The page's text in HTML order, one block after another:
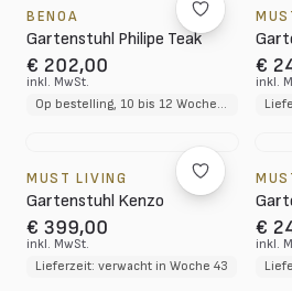
BENOA
Gartenstuhl Philipe Teak
€ 202,00
inkl. MwSt.
Op bestelling, 10 bis 12 Wochen Lieferzeit
€
inkl.
MUST LIVING
Gartenstuhl Kenzo
€ 399,00
inkl. MwSt.
Lieferzeit: verwacht in Woche 43
€
inkl.